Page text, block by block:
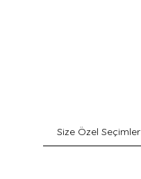
Size Özel Seçimler